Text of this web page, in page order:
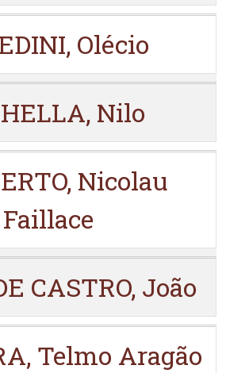
Olécio
Nilo
Nicolau
Faillace
CASTRO, João
Telmo Aragão